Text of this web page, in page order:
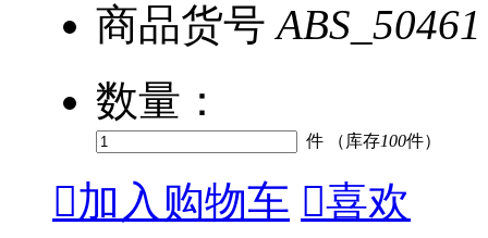
商品货号 ABS_50461
数量：
件 （库存100件）
加入购物车 喜欢